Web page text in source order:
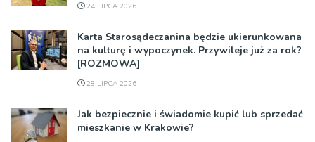
24 LIPCA 2026
Karta Starosądeczanina będzie ukierunkowana
na kulturę i wypoczynek. Przywileje już za rok?
[ROZMOWA]
28 LIPCA 2026
Jak bezpiecznie i świadomie kupić lub sprzedać
mieszkanie w Krakowie?